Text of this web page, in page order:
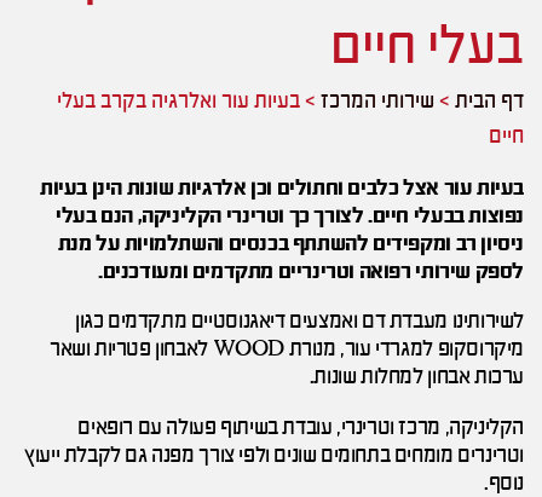
בעלי חיים
דף הבית > שירותי המרכז > בעיות עור ואלרגיה בקרב בעלי
חיים
בעיות עור אצל כלבים וחתולים וכן אלרגיות שונות הינן בעיות
נפוצות בבעלי חיים. לצורך כך וטרינרי הקליניקה, הנם בעלי
ניסיון רב ומקפידים להשתתף בכנסים והשתלמויות על מנת
לספק שירותי רפואה וטרינריים מתקדמים ומעודכנים.
לשירותינו מעבדת דם ואמצעים דיאגנוסטיים מתקדמים כגון
מיקרוסקופ למגרדי עור, מנורת WOOD לאבחון פטריות ושאר
ערכות אבחון למחלות שונות.
הקליניקה, מרכז וטרינרי, עובדת בשיתוף פעולה עם רופאים
וטרינרים מומחים בתחומים שונים ולפי צורך מפנה גם לקבלת ייעוץ
נוסף.